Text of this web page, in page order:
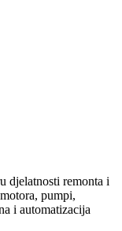
djelatnosti remonta i
pumpi,
i automatizacija